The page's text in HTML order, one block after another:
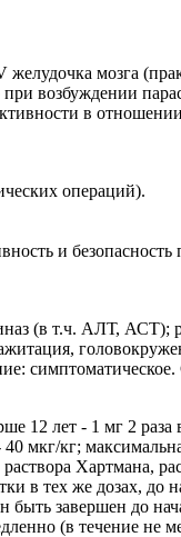
мозга
возбуждении
в
операций).
и
(в т.ч. АЛТ, АСТ);
12 лет - 1 мг 2 раза
мкг/кг;
Хартмана,
в тех же дозах, до
завершен до
(в течение не